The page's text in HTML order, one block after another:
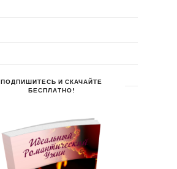
ПОДПИШИТЕСЬ И СКАЧАЙТЕ
БЕСПЛАТНО!